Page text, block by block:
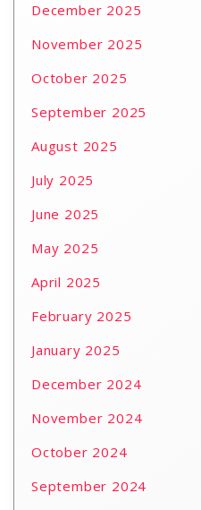
December 2025
November 2025
October 2025
September 2025
August 2025
July 2025
June 2025
May 2025
April 2025
February 2025
January 2025
December 2024
November 2024
October 2024
September 2024